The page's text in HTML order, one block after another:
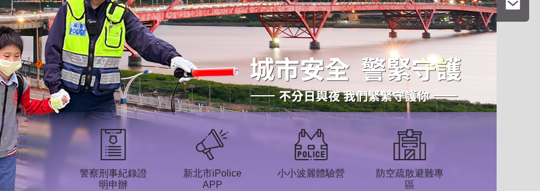
警察刑事紀錄證
明申辦
新北市iPolice
APP
小小波麗體驗營
防空疏散避難專
區